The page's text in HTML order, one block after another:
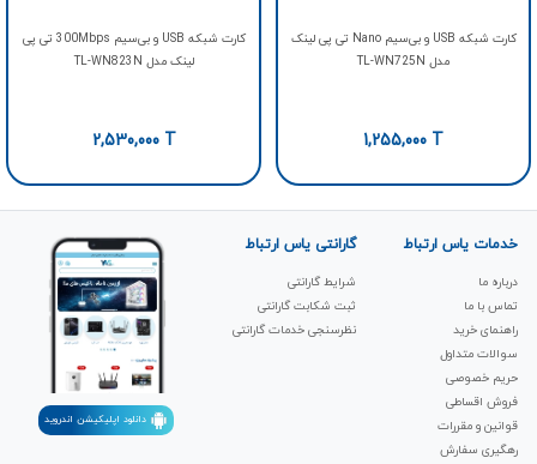
کارت شبکه USB و بی‌سیم Nano تی پی لینک
مدل TL-WN725N
1,255,000 T
کارت شبکه USB و بی‌سیم 300Mbps تی پی
لینک مدل TL-WN823N
2,530,000T
خدمات یاس ارتباط
درباره ما
تماس با ما
راهنمای خرید
سوالات متداول
حریم خصوصی
فروش اقساطی
قوانین و مقررات
رهگیری سفارش
گارانتی یاس ارتباط
شرایط گارانتی
ثبت شکابت‌ گارانتی
نظرسنجی خدمات گارانتی
دانلود اپلیکیشن اندروید